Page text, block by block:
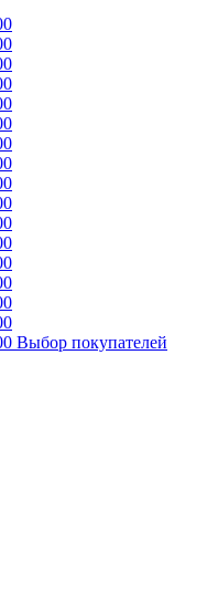
Выбор покупателей